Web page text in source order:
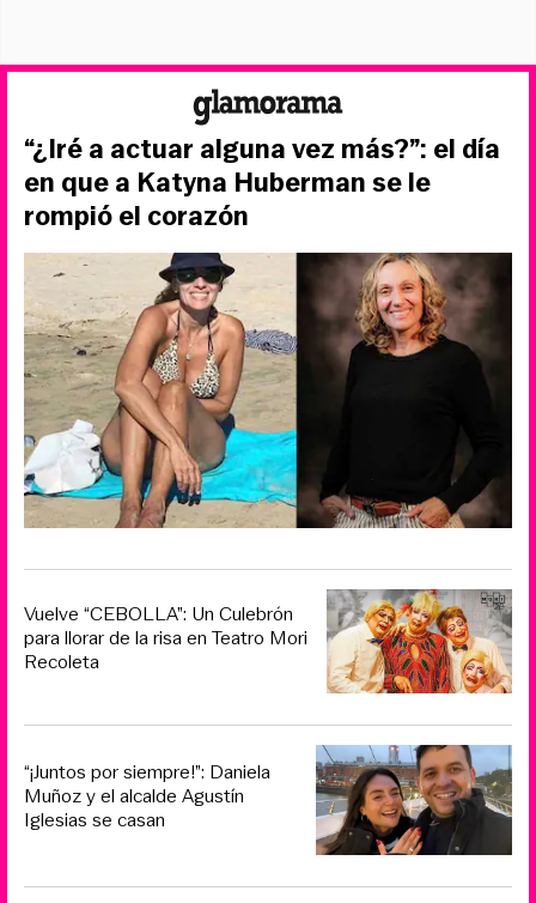
“¿Iré a actuar alguna vez más?”: el día
en que a Katyna Huberman se le
rompió el corazón
Vuelve “CEBOLLA”: Un Culebrón
para llorar de la risa en Teatro Mori
Recoleta
“¡Juntos por siempre!”: Daniela
Muñoz y el alcalde Agustín
Iglesias se casan